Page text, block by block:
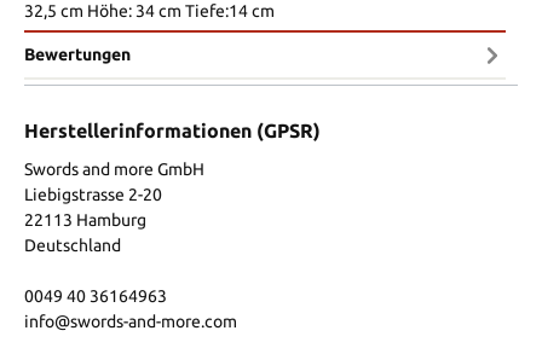
32,5 cm Höhe: 34 cm Tiefe:14 cm
Bewertungen
Herstellerinformationen (GPSR)
Swords and more GmbH
Liebigstrasse 2-20
22113 Hamburg
Deutschland
0049 40 36164963
info@swords-and-more.com